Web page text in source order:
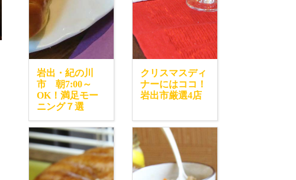
岩出・紀の川
市 朝7:00～
OK！満足モー
ニング７選
クリスマスディ
ナーにはココ！
岩出市厳選4店